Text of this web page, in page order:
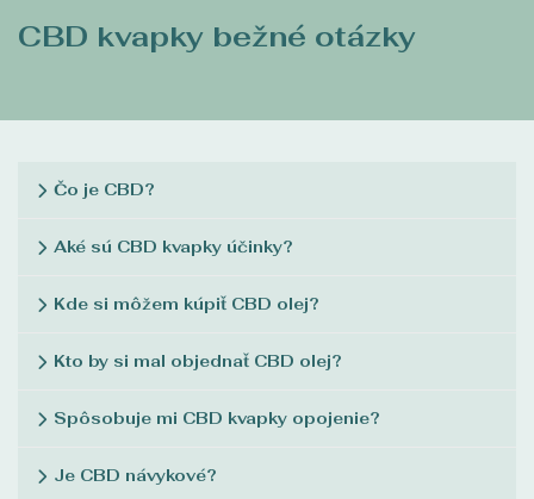
CBD kvapky bežné otázky
Čo je CBD?
Aké sú CBD kvapky účinky?
Kde si môžem kúpiť CBD olej?
Kto by si mal objednať CBD olej?
Spôsobuje mi CBD kvapky opojenie?
Je CBD návykové?